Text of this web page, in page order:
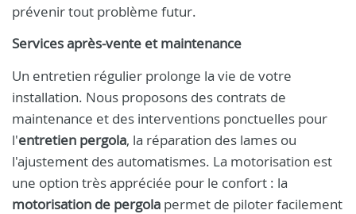
prévenir tout problème futur.
Services après-vente et maintenance
Un entretien régulier prolonge la vie de votre
installation. Nous proposons des contrats de
maintenance et des interventions ponctuelles pour
l'entretien pergola, la réparation des lames ou
l'ajustement des automatismes. La motorisation est
une option très appréciée pour le confort : la
motorisation de pergola permet de piloter facilement